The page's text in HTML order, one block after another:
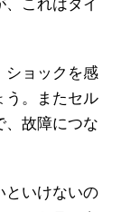
、これはタイ
ショックを感
う。またセル
、故障につな
といけないの